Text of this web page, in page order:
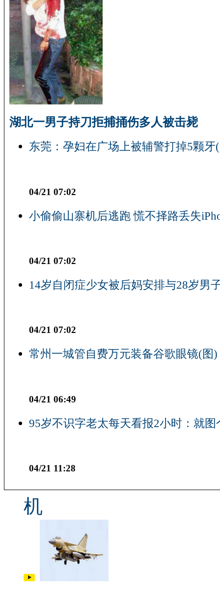
湖北一男子持刀拒捕捅伤多人被击毙
东莞：孕妇在广场上被辅警打掉5颗牙
04/21 07:02
小偷偷山寨机后逃跑 慌不择路丢失
04/21 07:02
14岁自闭症少女被后妈安排与28岁男
04/21 07:02
常州一城管自费万元装备谷歌眼镜(图)
04/21 06:49
95岁不识字老太每天看报2小时：就图
04/21 11:28
机